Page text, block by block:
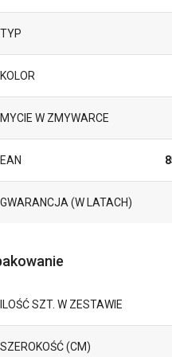
TYP
KOLOR
MYCIE W ZMYWARCE
EAN
GWARANCJA (W LATACH)
ILOŚĆ SZT. W ZESTAWIE
SZEROKOŚĆ (CM)